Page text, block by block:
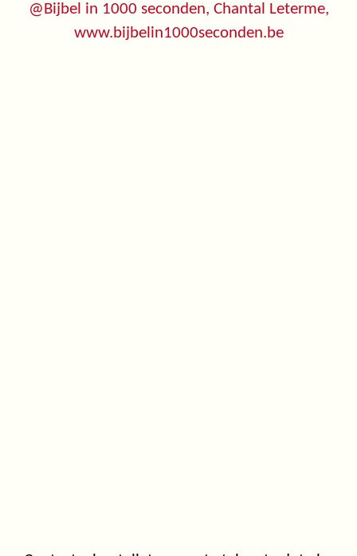
@Bijbel in 1000 seconden, Chantal Leterme,
www.bijbelin1000seconden.be